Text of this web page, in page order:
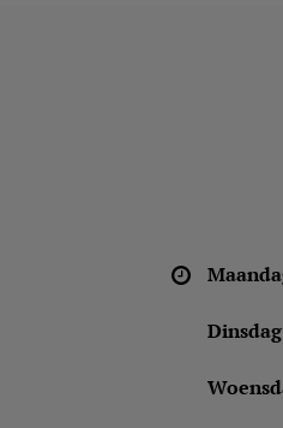
Dinsdag